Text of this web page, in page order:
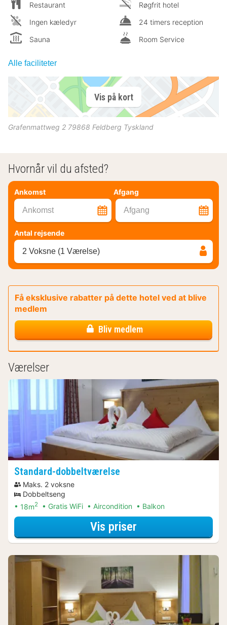
Restaurant
Ingen kæledyr
Sauna
Røgfrit hotel
24 timers reception
Room Service
Alle faciliteter
Vis på kort
Grafenmattweg 2 79868 Feldberg Tyskland
Hvornår vil du afsted?
Ankomst Afgang
Ankomst Afgang
Antal rejsende
2 Voksne (1 Værelse)
Få eksklusive rabatter på dette hotel ved at blive
medlem
Bliv medlem
Værelser
Standard-dobbeltværelse
Maks. 2 voksne
Dobbeltseng
18m2 Gratis WiFi Aircondition Balkon
Vis priser